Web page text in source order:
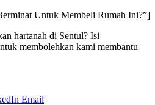
Untuk Membeli Rumah Ini?”]
hartanah di Sentul? Isi
membolehkan kami membantu
Email